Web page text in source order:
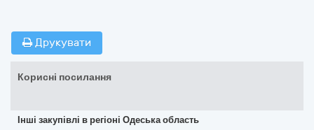
Друкувати
Корисні посилання
Інші закупівлі в регіоні Одеська область